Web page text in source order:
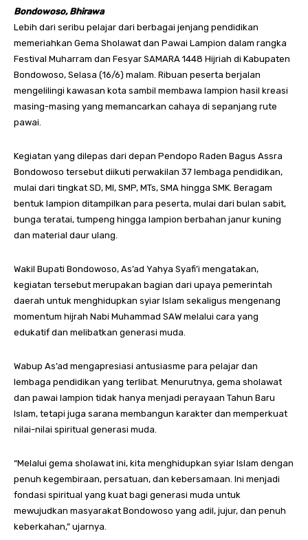
Bondowoso, Bhirawa
Lebih dari seribu pelajar dari berbagai jenjang pendidikan
memeriahkan Gema Sholawat dan Pawai Lampion dalam rangka
Festival Muharram dan Fesyar SAMARA 1448 Hijriah di Kabupaten
Bondowoso, Selasa (16/6) malam. Ribuan peserta berjalan
mengelilingi kawasan kota sambil membawa lampion hasil kreasi
masing-masing yang memancarkan cahaya di sepanjang rute
pawai.
Kegiatan yang dilepas dari depan Pendopo Raden Bagus Assra
Bondowoso tersebut diikuti perwakilan 37 lembaga pendidikan,
mulai dari tingkat SD, MI, SMP, MTs, SMA hingga SMK. Beragam
bentuk lampion ditampilkan para peserta, mulai dari bulan sabit,
bunga teratai, tumpeng hingga lampion berbahan janur kuning
dan material daur ulang.
Wakil Bupati Bondowoso, As’ad Yahya Syafi’i mengatakan,
kegiatan tersebut merupakan bagian dari upaya pemerintah
daerah untuk menghidupkan syiar Islam sekaligus mengenang
momentum hijrah Nabi Muhammad SAW melalui cara yang
edukatif dan melibatkan generasi muda.
Wabup As’ad mengapresiasi antusiasme para pelajar dan
lembaga pendidikan yang terlibat. Menurutnya, gema sholawat
dan pawai lampion tidak hanya menjadi perayaan Tahun Baru
Islam, tetapi juga sarana membangun karakter dan memperkuat
nilai-nilai spiritual generasi muda.
“Melalui gema sholawat ini, kita menghidupkan syiar Islam dengan
penuh kegembiraan, persatuan, dan kebersamaan. Ini menjadi
fondasi spiritual yang kuat bagi generasi muda untuk
mewujudkan masyarakat Bondowoso yang adil, jujur, dan penuh
keberkahan,” ujarnya.